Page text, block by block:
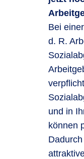
Bei
d. R.
und in
können